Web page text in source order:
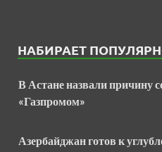
НАБИРАЕТ
В Астане назвали причину
«Газпромом»
Азербайджан готов к